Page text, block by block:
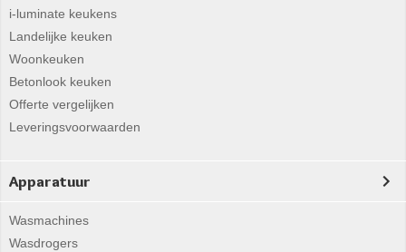
i-luminate keukens
Landelijke keuken
Woonkeuken
Betonlook keuken
Offerte vergelijken
Leveringsvoorwaarden
Apparatuur
Wasmachines
Wasdrogers